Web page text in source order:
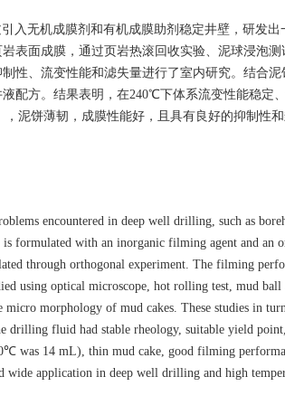
入无机成膜剂和有机成膜助剂稳定井壁，研发
表面成膜，通过页岩热滚回收实验、泥球浸泡测
性、流变性能和滤失量进行了室内研究。结合泥
配方。结果表明，在240℃下体系流变性能稳定
泥饼薄韧，成膜性能好，且具有良好的抑制性
encountered in deep well drilling, such as
formulated with an inorganic filming agent and an
through orthogonal experiment. The filming
using optical microscope, hot rolling test, mud ball
morphology of mud cakes. These studies in
drilling fluid had stable rheology, suitable yield
was 14 mL), thin mud cake, good filming
application in deep well drilling and high